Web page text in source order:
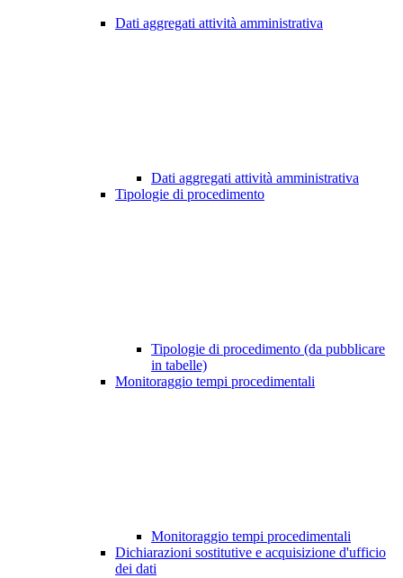
Dati aggregati attività amministrativa
Dati aggregati attività amministrativa
Tipologie di procedimento
Tipologie di procedimento (da pubblicare
in tabelle)
Monitoraggio tempi procedimentali
Monitoraggio tempi procedimentali
Dichiarazioni sostitutive e acquisizione d'ufficio
dei dati